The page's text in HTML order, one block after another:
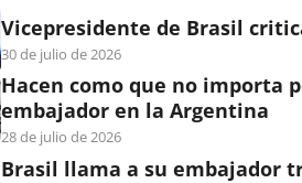
Vicepresidente de Brasil
30 de julio de 2026
Hacen como que no importa
embajador en la Argentina
28 de julio de 2026
Brasil llama a su embajador